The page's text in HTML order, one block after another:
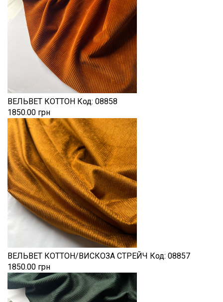
ВЕЛЬВЕТ КОТТОН Код: 08858
1850.00 грн
ВЕЛЬВЕТ КОТТОН/ВИСКОЗА СТРЕЙЧ Код: 08857
1850.00 грн